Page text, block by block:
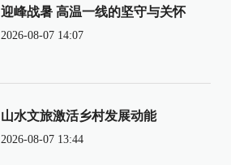
迎峰战暑 高温一线的坚守与关怀
2026-08-07 14:07
山水文旅激活乡村发展动能
2026-08-07 13:44